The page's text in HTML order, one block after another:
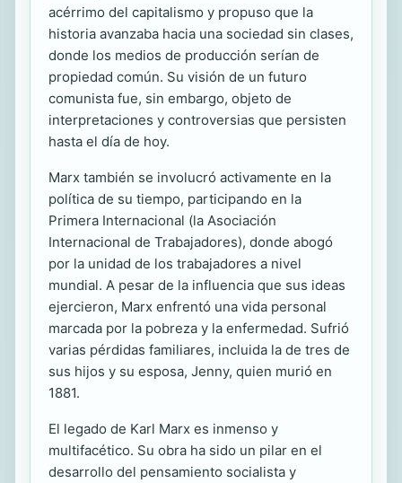
acérrimo del capitalismo y propuso que la
historia avanzaba hacia una sociedad sin clases,
donde los medios de producción serían de
propiedad común. Su visión de un futuro
comunista fue, sin embargo, objeto de
interpretaciones y controversias que persisten
hasta el día de hoy.
Marx también se involucró activamente en la
política de su tiempo, participando en la
Primera Internacional (la Asociación
Internacional de Trabajadores), donde abogó
por la unidad de los trabajadores a nivel
mundial. A pesar de la influencia que sus ideas
ejercieron, Marx enfrentó una vida personal
marcada por la pobreza y la enfermedad. Sufrió
varias pérdidas familiares, incluida la de tres de
sus hijos y su esposa, Jenny, quien murió en
1881.
El legado de Karl Marx es inmenso y
multifacético. Su obra ha sido un pilar en el
desarrollo del pensamiento socialista y